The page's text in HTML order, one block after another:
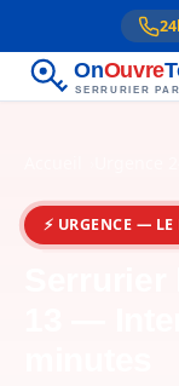
OnOuvre
SERRURIER
⚡ URGENCE —